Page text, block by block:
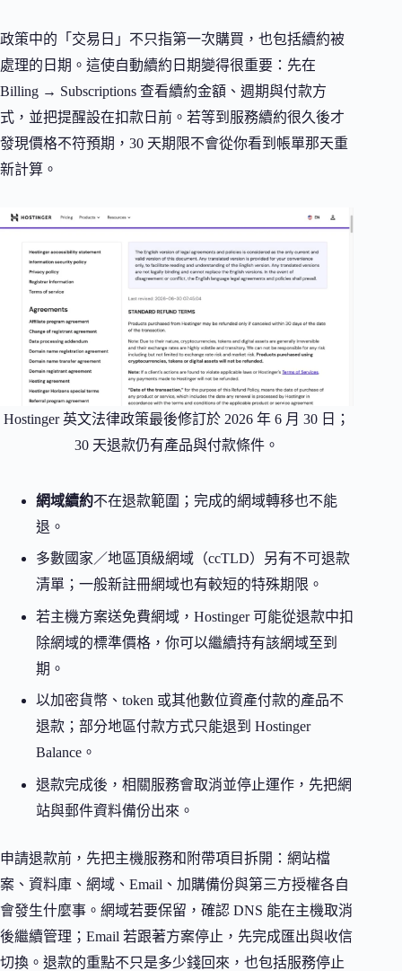
政策中的「交易日」不只指第一次購買，也包括續約被
處理的日期。這使自動續約日期變得很重要：先在
Billing → Subscriptions 查看續約金額、週期與付款方
式，並把提醒設在扣款日前。若等到服務續約很久後才
發現價格不符預期，30 天期限不會從你看到帳單那天重
新計算。
Hostinger 英文法律政策最後修訂於 2026 年 6 月 30 日；
30 天退款仍有產品與付款條件。
網域續約不在退款範圍；完成的網域轉移也不能
退。
多數國家／地區頂級網域（ccTLD）另有不可退款
清單；一般新註冊網域也有較短的特殊期限。
若主機方案送免費網域，Hostinger 可能從退款中扣
除網域的標準價格，你可以繼續持有該網域至到
期。
以加密貨幣、token 或其他數位資產付款的產品不
退款；部分地區付款方式只能退到 Hostinger
Balance。
退款完成後，相關服務會取消並停止運作，先把網
站與郵件資料備份出來。
申請退款前，先把主機服務和附帶項目拆開：網站檔
案、資料庫、網域、Email、加購備份與第三方授權各自
會發生什麼事。網域若要保留，確認 DNS 能在主機取消
後繼續管理；Email 若跟著方案停止，先完成匯出與收信
切換。退款的重點不只是多少錢回來，也包括服務停止